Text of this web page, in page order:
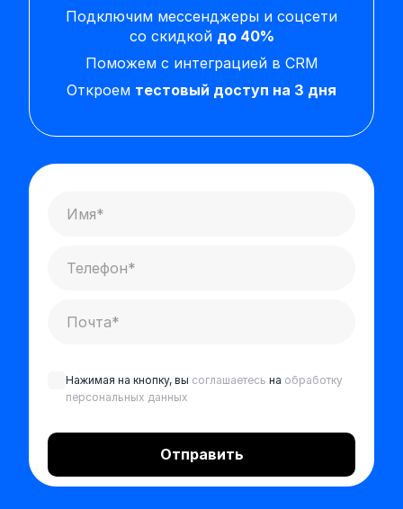
Нажимая на кнопку, вы соглашаетесь на обработку
персональных данных
Подключим мессенджеры и соцсети
со скидкой до 40%
Поможем с интеграцией в CRM
Откроем тестовый доступ на 3 дня